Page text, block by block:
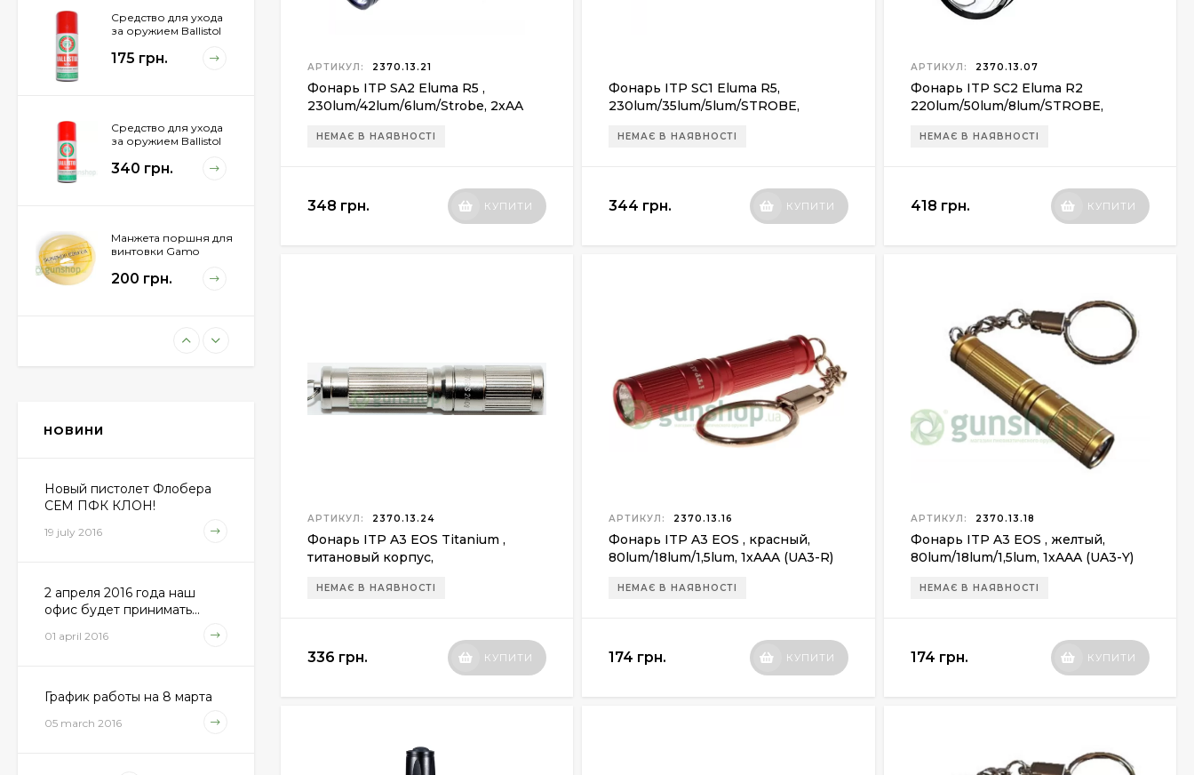
АРТИКУЛ: 2370.13.21
Фонарь ITP SA2 Eluma R5 ,
230lum/42lum/6lum/Strobe, 2xAA
НЕМАЄ В НАЯВНОСТІ
348 грн. КУПИТИ
Фонарь ITP SC1 Eluma R5,
230lum/35lum/5lum/STROBE,
НЕМАЄ В НАЯВНОСТІ
344 грн. КУПИТИ
АРТИКУЛ: 2370.13.07
Фонарь ITP SC2 Eluma R2
220lum/50lum/8lum/STROBE,
НЕМАЄ В НАЯВНОСТІ
418 грн. КУПИТИ
АРТИКУЛ: 2370.13.24
Фонарь ITP A3 EOS Titanium ,
титановый корпус,
НЕМАЄ В НАЯВНОСТІ
336 грн. КУПИТИ
АРТИКУЛ: 2370.13.16
Фонарь ITP A3 EOS , красный,
80lum/18lum/1,5lum, 1xAAA (UA3-R)
НЕМАЄ В НАЯВНОСТІ
174 грн. КУПИТИ
АРТИКУЛ: 2370.13.18
Фонарь ITP A3 EOS , желтый,
80lum/18lum/1,5lum, 1xAAA (UA3-Y)
НЕМАЄ В НАЯВНОСТІ
174 грн. КУПИТИ
Средство для ухода
за оружием Ballistol
175 грн.
Средство для ухода
за оружием Ballistol
340 грн.
Манжета поршня для
винтовки Gamo
200 грн.
(500шт.)
690 грн.
Combat Classic
6 540 грн.
Sellier&Bellot
1 850 грн.
НОВИНИ
Новый пистолет Флобера
СЕМ ПФК КЛОН!
19 july 2016
2 апреля 2016 года наш
офис будет принимать...
01 april 2016
График работы на 8 марта
05 march 2016